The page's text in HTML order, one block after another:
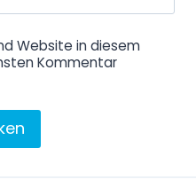
Website in diesem
Kommentar